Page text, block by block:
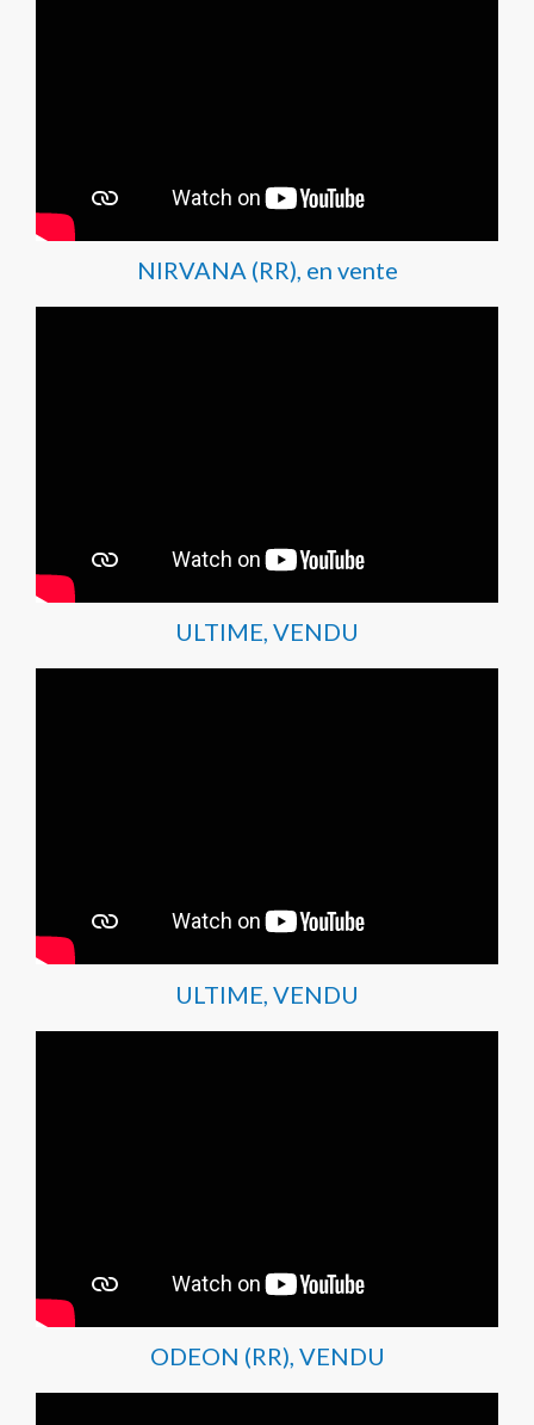
NIRVANA (RR), en vente
ULTIME, VENDU
ULTIME, VENDU
ODEON (RR), VENDU